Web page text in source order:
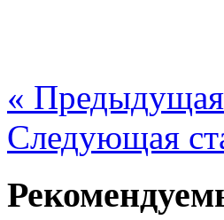
« Предыдущая
Следующая